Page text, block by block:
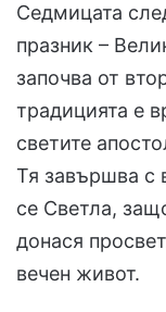
Седмицата
празник –
започва от
традицията е
светите
Тя завършва с
се Светла,
донася
вечен живот.